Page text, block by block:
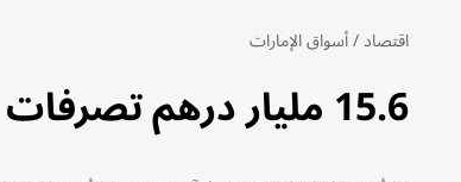
اقتصاد/أسواق الإمارات
15.6 مليار درهم تصرفات عقارات دبي في أسبوع